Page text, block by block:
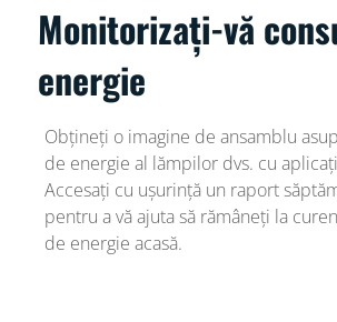
Monitorizați-vă
energie
Obțineți o imagine de ansamblu
de energie al lămpilor dvs. cu
Accesați cu ușurință un raport
pentru a vă ajuta să rămâneți la
de energie acasă.